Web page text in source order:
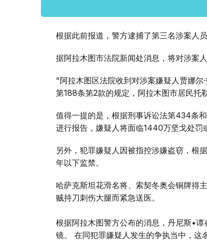
根据此前报道，警方逮捕了第三名涉案人员
据阿拉木图市法院新闻处消息，将对涉案
"阿拉木图区法院收到对涉案嫌疑人贾娜
第188条第2款的规定，阿拉木图市居民托
值得一提的是，根据刑事诉讼法第434条
进行报告，嫌疑人将面临1440万坚戈处罚
另外，犯罪嫌疑人因被指控涉嫌盗窃，根
年以下监禁。
哈萨克斯坦花滑名将、索契冬奥会铜牌得
贼持刀刺伤大腿而紧急送医。
根据阿拉木图警方公布的消息，丹尼斯•
镜。 在同犯罪嫌疑人发生的争执当中，这